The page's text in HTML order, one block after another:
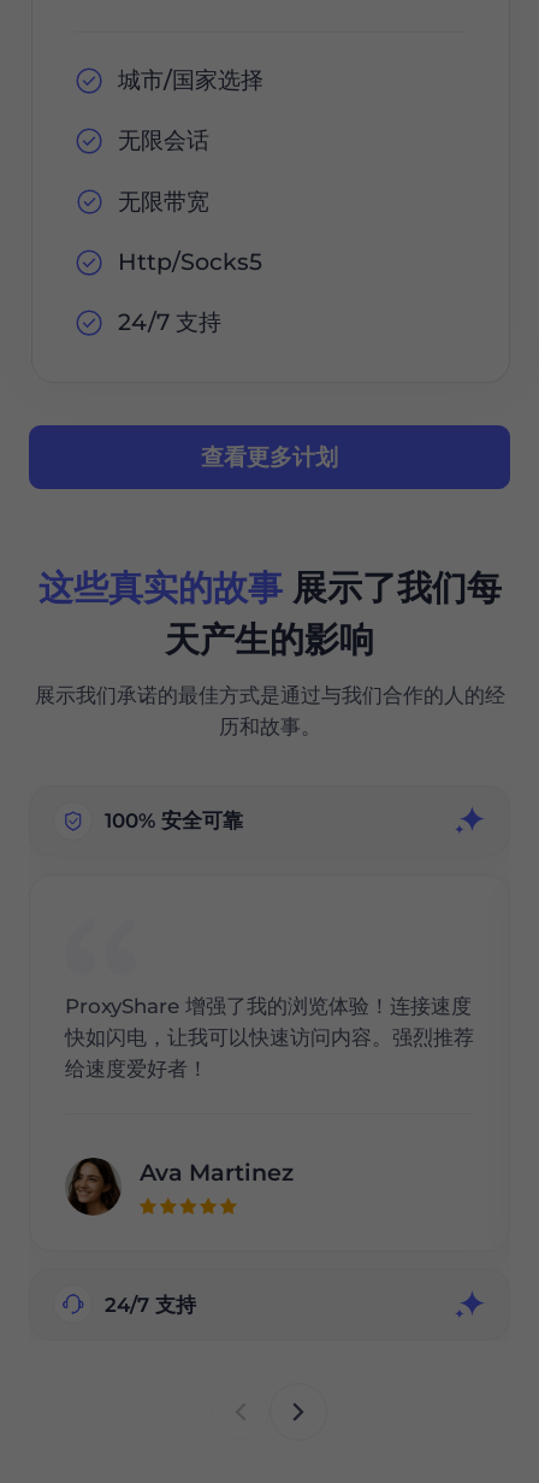
城市/国家选择
无限会话
无限带宽
Http/Socks5
24/7 支持
查看更多计划
这些真实的故事展示了我们每
天产生的影响
展示我们承诺的最佳方式是通过与我们合作的人的经
历和故事。
100% 安全可靠
ProxyShare 增强了我的浏览体验！连接速度
快如闪电，让我可以快速访问内容。强烈推荐
给速度爱好者！
Ava Martinez
24/7 支持